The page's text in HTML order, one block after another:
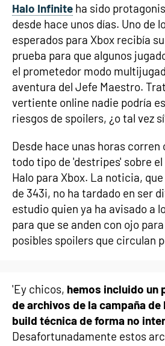
Halo Infinite ha sido
desde hace unos días. Uno de
esperados para Xbox recibía
prueba para que algunos
el prometedor modo
aventura del Jefe Maestro.
vertiente online nadie podría
riesgos de spoilers, ¿o tal vez
Desde hace unas horas corren
todo tipo de 'destripes' sobre
Halo para Xbox. La noticia,
de 343i, no ha tardado en ser
estudio quien ya ha avisado a
para que se anden con ojo
posibles spoilers que circulan
'Ey chicos, hemos incluido un
de archivos de la campaña
build técnica de forma no
Desafortunadamente estos